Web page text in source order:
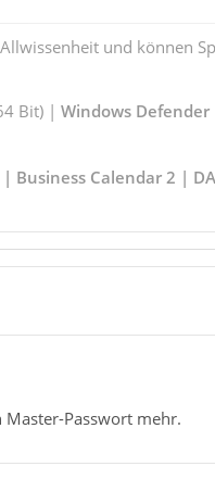
und können
Bit) | Windows Defender
Business Calendar 2 |
Passwort mehr.